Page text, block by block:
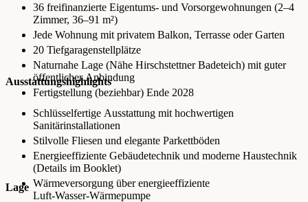
36 freifinanzierte Eigentums‑ und Vorsorgewohnungen (2–4
Zimmer, 36–91 m²)
Jede Wohnung mit privatem Balkon, Terrasse oder Garten
20 Tiefgaragenstellplätze
Naturnahe Lage (Nähe Hirschstettner Badeteich) mit guter
öffentlicher Anbindung
Fertigstellung (beziehbar) Ende 2028
Ausstattungshighlights
Schlüsselfertige Ausstattung mit hochwertigen
Sanitärinstallationen
Stilvolle Fliesen und elegante Parkettböden
Energieeffiziente Gebäudetechnik und moderne Haustechnik
(Details im Booklet)
Wärmeversorgung über energieeffiziente
Luft‑Wasser‑Wärmepumpe
Lage